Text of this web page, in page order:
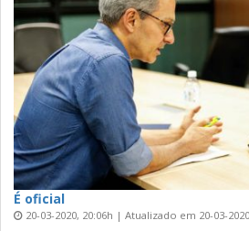
É oficial
20-03-2020, 20:06h | Atualizado em 20-03-